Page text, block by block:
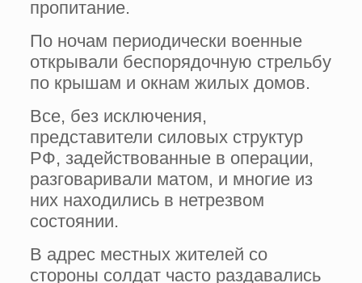
пропитание.
По ночам периодически военные
открывали беспорядочную стрельбу
по крышам и окнам жилых домов.
Все, без исключения,
представители силовых структур
РФ, задействованные в операции,
разговаривали матом, и многие из
них находились в нетрезвом
состоянии.
В адрес местных жителей со
стороны солдат часто раздавались